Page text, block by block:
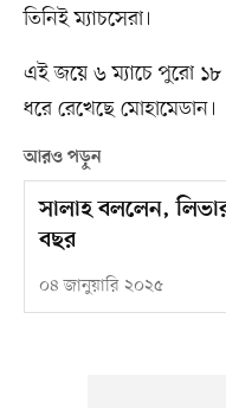
তিনিই ম্যাচসেরা।
এই জয়ে ৬ ম্যাচে পুরো ১৮
ধরে রেখেছে মোহামেডান।
আরও পড়ুন
সালাহ বললেন,
বছর
০৪ জানুয়ারি ২০২৫